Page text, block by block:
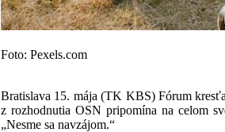
Foto: Pexels.com
Bratislava 15. mája (TK KBS) Fórum
z rozhodnutia OSN pripomína na celom
„Nesme sa navzájom.“